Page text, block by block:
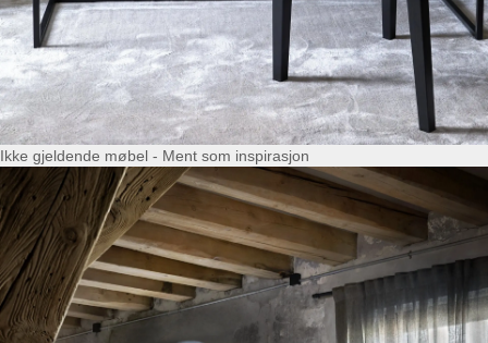
Ikke gjeldende møbel - Ment som inspirasjon